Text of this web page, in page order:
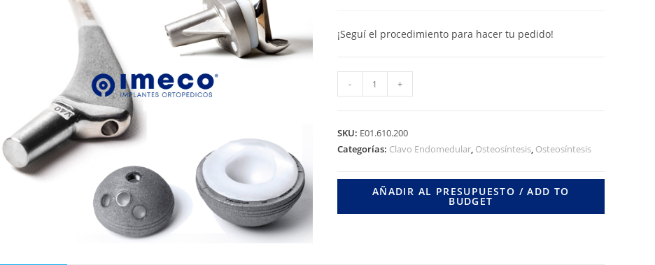
¡Seguí el procedimiento para hacer tu pedido!
ENDOMEDULAR
FEMUR
RETROGRADO
- +
SKU: E01.610.200
Categorías: Clavo Endomedular, Osteosíntesis, Osteosíntesis
AÑADIR AL PRESUPUESTO / ADD TO
BUDGET